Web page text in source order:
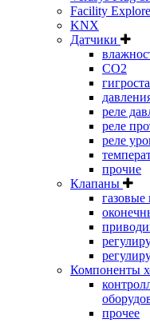
Facility
KNX
Датчики
CO2
реле
реле
реле
прочие
Клапаны
газовые
Компоненты
прочее